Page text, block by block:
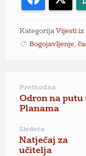
Kategorija Vijesti iz
Bogojavljenje,
Prethodna
Odron na putu
Planama
Sledeća
Natječaj za
učitelja